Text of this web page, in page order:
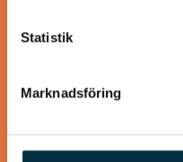
Statistik
Marknadsföring